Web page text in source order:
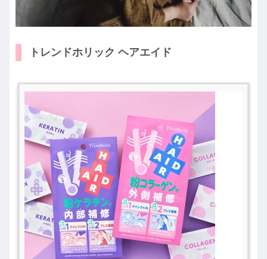
トレンドホリック ヘアエイド